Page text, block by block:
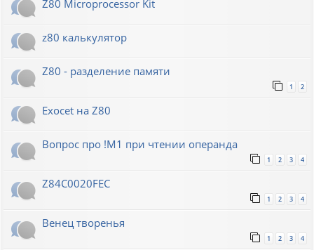
Z80 Microprocessor Kit
z80 калькулятор
Z80 - разделение памяти
1 2
Exocet на Z80
Вопрос про !M1 при чтении операнда
1 2 3 4
Z84C0020FEC
1 2 3 4
Венец творенья
1 2 3 4